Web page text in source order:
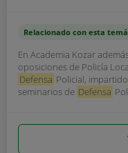
Relacionado con esta
En Academia Kozar
oposiciones de Policía
Defensa Policial,
seminarios de Defensa